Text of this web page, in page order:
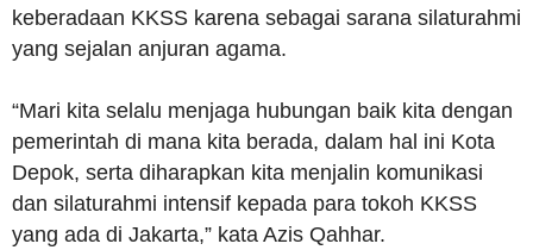
keberadaan KKSS karena sebagai sarana silaturahmi
yang sejalan anjuran agama.
“Mari kita selalu menjaga hubungan baik kita dengan
pemerintah di mana kita berada, dalam hal ini Kota
Depok, serta diharapkan kita menjalin komunikasi
dan silaturahmi intensif kepada para tokoh KKSS
yang ada di Jakarta,” kata Azis Qahhar.